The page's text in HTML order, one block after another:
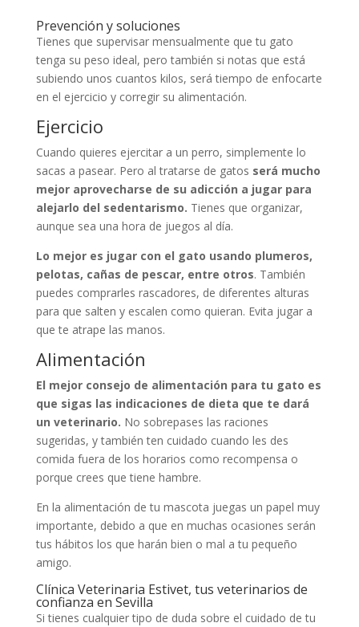
Prevención y soluciones
Tienes que supervisar mensualmente que tu gato
tenga su peso ideal, pero también si notas que está
subiendo unos cuantos kilos, será tiempo de enfocarte
en el ejercicio y corregir su alimentación.
Ejercicio
Cuando quieres ejercitar a un perro, simplemente lo
sacas a pasear. Pero al tratarse de gatos será mucho
mejor aprovecharse de su adicción a jugar para
alejarlo del sedentarismo. Tienes que organizar,
aunque sea una hora de juegos al día.
Lo mejor es jugar con el gato usando plumeros,
pelotas, cañas de pescar, entre otros. También
puedes comprarles rascadores, de diferentes alturas
para que salten y escalen como quieran. Evita jugar a
que te atrape las manos.
Alimentación
El mejor consejo de alimentación para tu gato es
que sigas las indicaciones de dieta que te dará
un veterinario. No sobrepases las raciones
sugeridas, y también ten cuidado cuando les des
comida fuera de los horarios como recompensa o
porque crees que tiene hambre.
En la alimentación de tu mascota juegas un papel muy
importante, debido a que en muchas ocasiones serán
tus hábitos los que harán bien o mal a tu pequeño
amigo.
Clínica Veterinaria Estivet, tus veterinarios de
confianza en Sevilla
Si tienes cualquier tipo de duda sobre el cuidado de tu